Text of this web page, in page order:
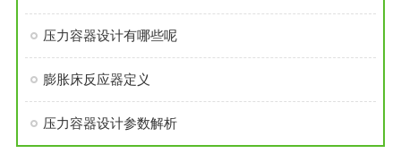
压力容器设计有哪些呢
膨胀床反应器定义
压力容器设计参数解析